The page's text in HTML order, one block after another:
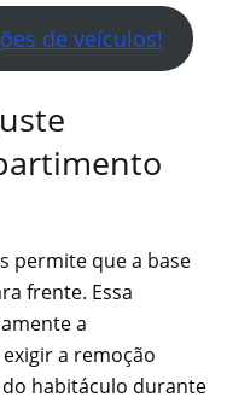
de veículos!
permite que a base
frente. Essa
a
a remoção
habitáculo durante